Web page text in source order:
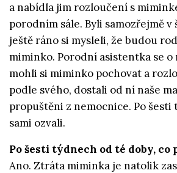
a nabídla jim rozloučení s
porodním sále. Byli samozřejmě v
ještě ráno si mysleli, že budou
miminko. Porodní asistentka se o
mohli si miminko pochovat a
podle svého, dostali od ní naše
propuštěni z nemocnice. Po šesti
sami ozvali.
Po šesti týdnech od té doby, co
Ano. Ztráta miminka je natolik